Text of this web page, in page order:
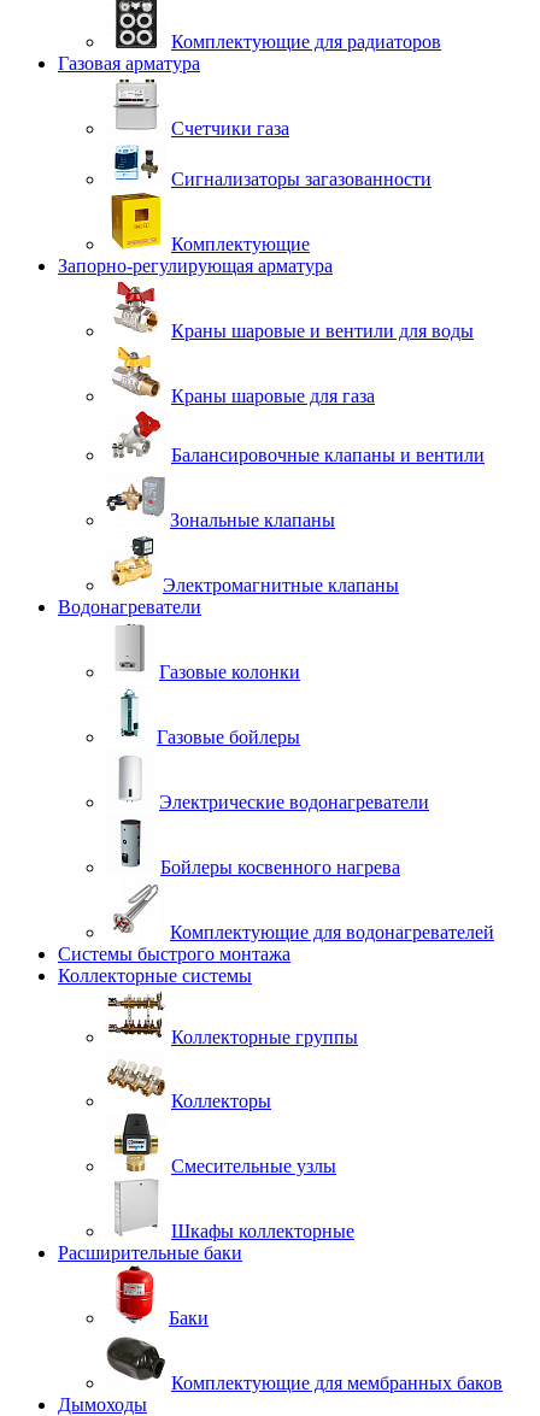
Комплектующие для радиаторов
Газовая арматура
Счетчики газа
Сигнализаторы загазованности
Комплектующие
Запорно-регулирующая арматура
Краны шаровые и вентили для воды
Краны шаровые для газа
Балансировочные клапаны и вентили
Зональные клапаны
Электромагнитные клапаны
Водонагреватели
Газовые колонки
Газовые бойлеры
Электрические водонагреватели
Бойлеры косвенного нагрева
Комплектующие для водонагревателей
Системы быстрого монтажа
Коллекторные системы
Коллекторные группы
Коллекторы
Смесительные узлы
Шкафы коллекторные
Расширительные баки
Баки
Комплектующие для мембранных баков
Дымоходы